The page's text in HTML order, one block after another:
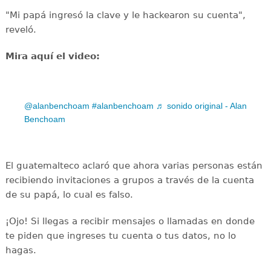
"Mi papá ingresó la clave y le hackearon su cuenta",
reveló.
Mira aquí el video:
@alanbenchoam #alanbenchoam ♬ sonido original - Alan
Benchoam
El guatemalteco aclaró que ahora varias personas están
recibiendo invitaciones a grupos a través de la cuenta
de su papá, lo cual es falso.
¡Ojo! Si llegas a recibir mensajes o llamadas en donde
te piden que ingreses tu cuenta o tus datos, no lo
hagas.